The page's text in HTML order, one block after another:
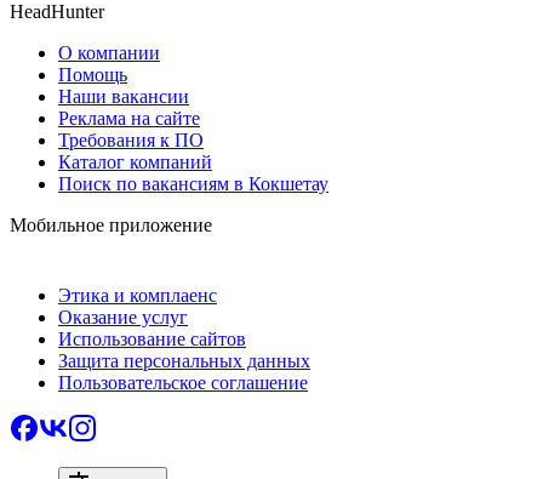
HeadHunter
О компании
Помощь
Наши вакансии
Реклама на сайте
Требования к ПО
Каталог компаний
Поиск по вакансиям в Кокшетау
Мобильное приложение
Этика и комплаенс
Оказание услуг
Использование сайтов
Защита персональных данных
Пользовательское соглашение